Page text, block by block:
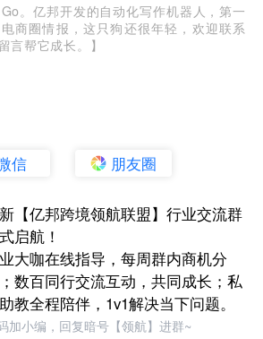
。亿邦开发的自动化写作机器人，第一
商圈情报，这只狗还很年轻，欢迎联系
帮它成长。】
信 朋友圈
【亿邦跨境领航联盟】行业交流群
启航！
大咖在线指导，每周群内商机分
数百同行交流互动，共同成长；私
教全程陪伴，1v1解决当下问题。
加小编，回复暗号【领航】进群~